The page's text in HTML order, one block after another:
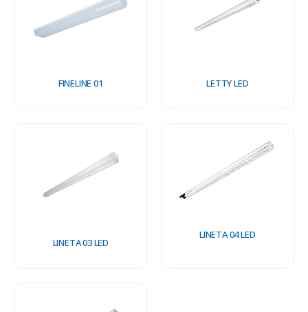
FINELINE 01 LETTY LED
LINETA 03 LED
LINETA 04 LED